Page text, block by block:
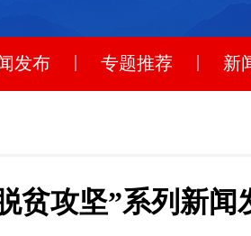
发布 | 专题推荐 | 新
贫攻坚”系列新